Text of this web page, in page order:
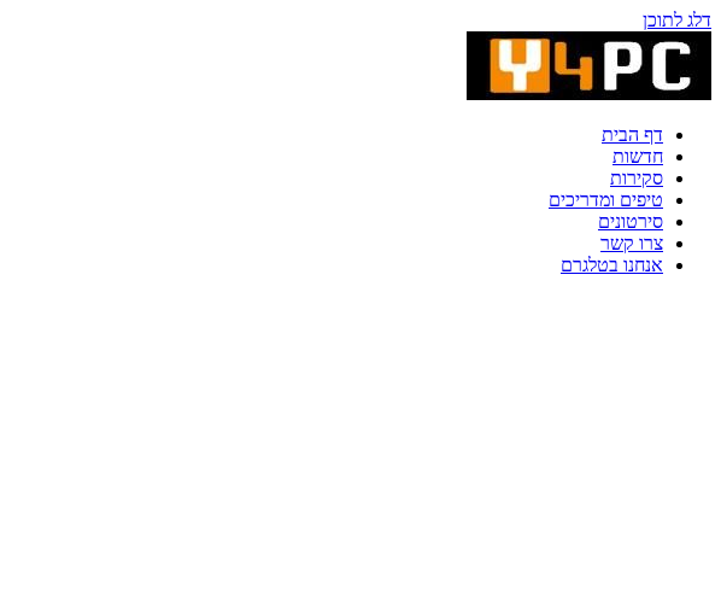
דלג לתוכן
דף הבית
חדשות
סקירות
טיפים ומדריכים
סירטונים
צרו קשר
אנחנו בטלגרם